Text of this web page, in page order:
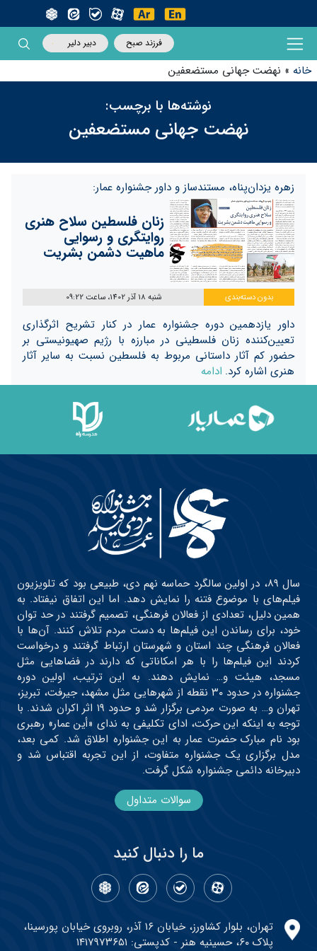
فرزند صبح دبیر دلیر
خانه » نهضت جهانی مستضعفین
نوشته‌ها با برچسب:
نهضت جهانی مستضعفین
زهره یزدان‌پناه، مستندساز و داور جشنواره عمار:
زنان فلسطین سلاح هنری
روایتگری و رسوایی
ماهیت دشمن بشریت
بدون دسته‌بندی شنبه 18 آذر 1402، ساعت 09:22
داور یازدهمین دوره جشنواره عمار در کنار تشریح اثرگذاری
تعیین‌کننده زنان فلسطینی در مبارزه با رژیم صهیونیستی بر
حضور کم آثار داستانی مربوط به فلسطین نسبت به سایر آثار
هنری اشاره‌ کرد. ادامه
سال ۸۹، در اولین سالگرد حماسه نهم دی، طبیعی بود که تلویزیون
فیلم‌های با موضوع فتنه را نمایش دهد. اما این اتفاق نیفتاد. به
همین دلیل، تعدادی از فعالان فرهنگی، تصمیم گرفتند در حد توان
خود، برای رساندن این فیلم‌ها به دست مردم تلاش کنند. آن‌ها با
فعالان فرهنگی چند استان و شهرستان ارتباط گرفتند و درخواست
کردند این فیلم‌ها را با هر امکاناتی که دارند در فضاهایی مثل
مسجد، هیئت و… نمایش دهند. به این ترتیب، اولین دوره
جشنواره در حدود ۳۰ نقطه از شهرهایی مثل مشهد، جیرفت، تبریز،
تهران و… به صورت مردمی برگزار شد و حدود ۱۹ اثر اکران شدند. با
توجه به اینکه این حرکت، ادای تکلیفی به ندای «أین عمار» رهبری
بود نام مبارک حضرت عمار به این جشنواره اطلاق شد. کمی بعد،
مدل برگزاری یک جشنواره متفاوت، از این تجربه اقتباس شد و
دبیرخانه دائمی جشنواره شکل گرفت.
سوالات متداول
ما را دنبال کنید
تهران، بلوار کشاورز، خیابان ۱۶ آذر، روبروی خیابان پورسینا،
پلاک ۶۰، حسینیه هنر - کدپستی: ۱۴۱۷۹۷۳۶۵۱